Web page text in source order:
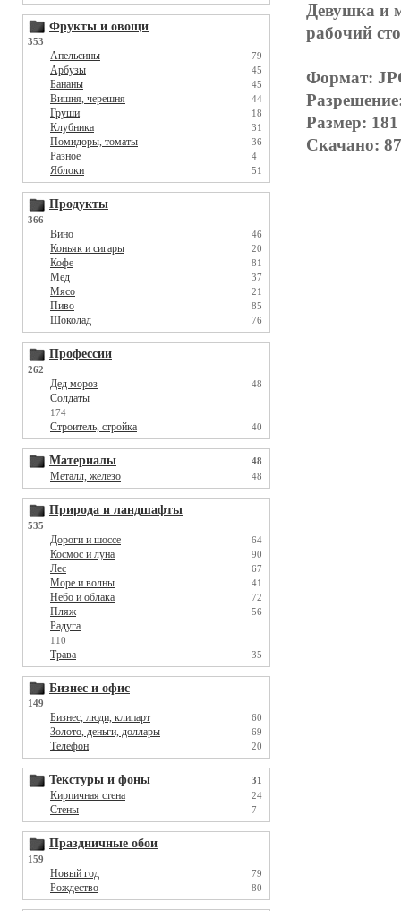
Фрукты и овощи
353
Апельсины 79
Арбузы 45
Бананы 45
Вишня, черешня 44
Груши 18
Клубника 31
Помидоры, томаты 36
Разное 4
Яблоки 51
Продукты
366
Вино 46
Коньяк и сигары 20
Кофе 81
Мед 37
Мясо 21
Пиво 85
Шоколад 76
Профессии
262
Дед мороз 48
Солдаты
174
Строитель, стройка 40
Материалы 48
Металл, железо 48
Природа и ландшафты
535
Дороги и шоссе 64
Космос и луна 90
Лес 67
Море и волны 41
Небо и облака 72
Пляж 56
Радуга
110
Трава 35
Бизнес и офис
149
Бизнес, люди, клипарт 60
Золото, деньги, доллары 69
Телефон 20
Текстуры и фоны 31
Кирпичная стена 24
Стены 7
Праздничные обои
159
Новый год 79
Рождество 80
Девушка и
рабочий
Формат:
Размер:
Скачано: